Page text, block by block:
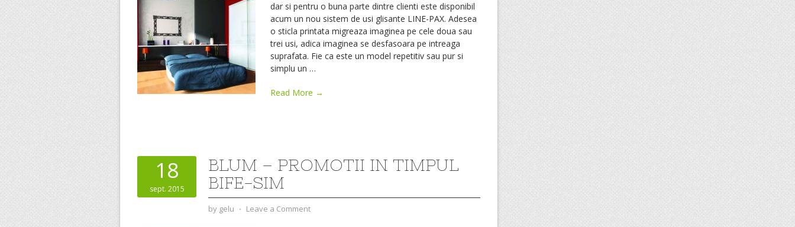
dar si pentru o buna parte dintre clienti este disponibil
acum un nou sistem de usi glisante LINE-PAX. Adesea
o sticla printata migreaza imaginea pe cele doua sau
trei usi, adica imaginea se desfasoara pe intreaga
suprafata. Fie ca este un model repetitiv sau pur si
simplu un …
Read More →
18
sept. 2015
BLUM – PROMOTII IN TIMPUL
BIFE-SIM
by gelu ⋅ Leave a Comment